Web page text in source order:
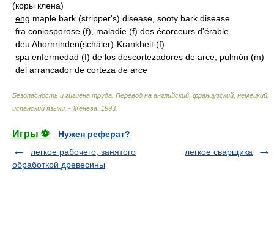
(коры клена)
eng maple bark (stripper's) disease, sooty bark disease
fra coniosporose (f), maladie (f) des écorceurs d'érable
deu Ahornrinden(schäler)-Krankheit (f)
spa enfermedad (f) de los descortezadores de arce, pulmón (m)
del arrancador de corteza de arce
Безопасность и гигиена труда. Перевод на английский, французский, немецкий,
испанский языки. - Женева 1993
Игры ⚽
Нужен реферат?
легкое рабочего, занятого
обработкой древесины
легкое сварщика